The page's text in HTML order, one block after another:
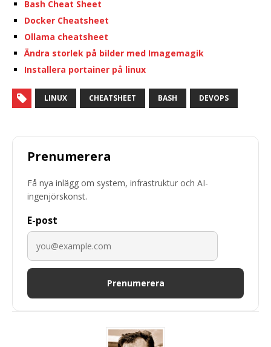
Bash Cheat Sheet
Docker Cheatsheet
Ollama cheatsheet
Ändra storlek på bilder med Imagemagik
Installera portainer på linux
LINUX CHEATSHEET BASH DEVOPS
Prenumerera
Få nya inlägg om system, infrastruktur och AI-
ingenjörskonst.
E-post
Prenumerera